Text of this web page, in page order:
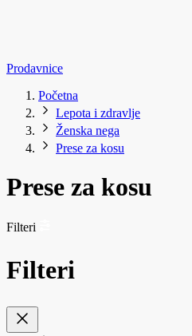
Prodavnice
Početna
Lepota i zdravlje
Ženska nega
Prese za kosu
Prese za kosu
Filteri
Filteri